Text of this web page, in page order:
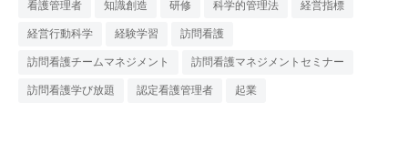
看護管理者 知識創造 研修 科学的管理法 経営指標
経営行動科学 経験学習 訪問看護
訪問看護チームマネジメント 訪問看護マネジメントセミナー
訪問看護学び放題 認定看護管理者 起業